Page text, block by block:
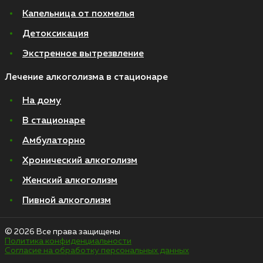
Капельница от похмелья
Детоксикация
Экстренное вытрезвление
Лечение алкоголизма в стационаре
На дому
В стационаре
Амбулаторно
Хронический алкоголизм
Женский алкоголизм
Пивной алкоголизм
© 2026 Все права защищены
Политика конфиденциальности
Согласие на обработку персональных данных